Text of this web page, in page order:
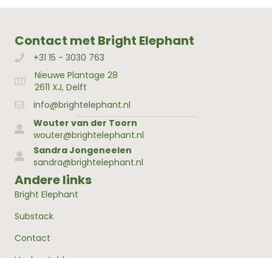
Contact met Bright Elephant
Bellen met Bright Elephant
+31 15 - 3030 763
Adres Bright Elephant
Nieuwe Plantage 28
2611 XJ, Delft
info@brightelephant.nl
Wouter van der Toorn
wouter@brightelephant.nl
Sandra Jongeneelen
sandra@brightelephant.nl
Andere links
Bright Elephant
Substack
Contact